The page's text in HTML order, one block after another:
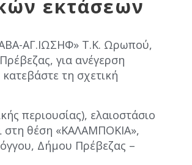
περιβάλλον
αστυνομία
Πολιτική
προστασία
εκτάσεων
ΑΓ.ΙΩΣΗΦ» Τ.Κ. Ωρωπού,
για ανέγερση
τη σχετική
περιουσίας), ελαιοστάσιο
στη θέση «ΚΑΛΑΜΠΟΚΙΑ»,
Δήμου Πρέβεζας –